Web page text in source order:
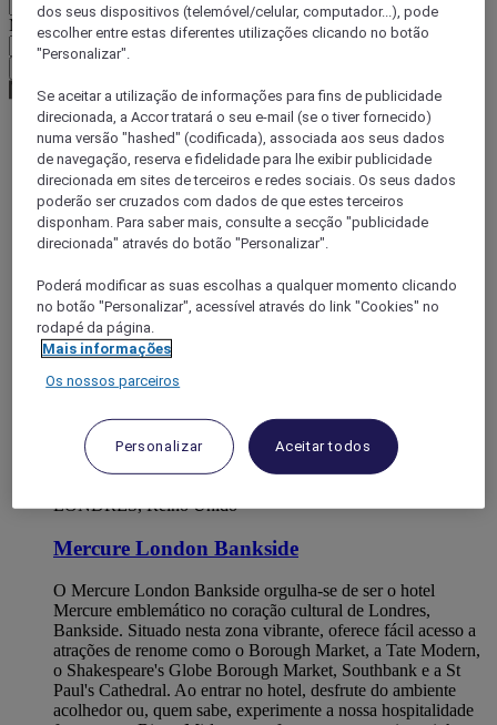
Moeda
World
Europe
United Kingdom
London
LONDRES, Reino Unido
Mercure London Bankside
O Mercure London Bankside orgulha-se de ser o hotel
Mercure emblemático no coração cultural de Londres,
Bankside. Situado nesta zona vibrante, oferece fácil acesso a
atrações de renome como o Borough Market, a Tate Modern,
o Shakespeare's Globe Borough Market, Southbank e a St
Paul's Cathedral. Ao entrar no hotel, desfrute do ambiente
acolhedor ou, quem sabe, experimente a nossa hospitalidade
dos seus dispositivos (telemóvel/celular, computador...), pode
escolher entre estas diferentes utilizações clicando no botão
"Personalizar".
Se aceitar a utilização de informações para fins de publicidade
direcionada, a Accor tratará o seu e-mail (se o tiver fornecido)
numa versão "hashed" (codificada), associada aos seus dados
de navegação, reserva e fidelidade para lhe exibir publicidade
direcionada em sites de terceiros e redes sociais. Os seus dados
poderão ser cruzados com dados de que estes terceiros
disponham. Para saber mais, consulte a secção "publicidade
direcionada" através do botão "Personalizar".
Poderá modificar as suas escolhas a qualquer momento clicando
no botão "Personalizar", acessível através do link "Cookies" no
rodapé da página.
Mais informações
Os nossos parceiros
Personalizar Aceitar todos